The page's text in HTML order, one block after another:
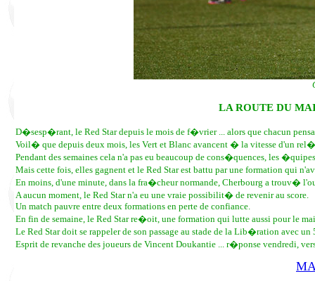
LA ROUTE DU
D�sesp�rant, le Red Star depuis le mois de f�vrier ... alors que chacun
Voil� que depuis deux mois, les Vert et Blanc avancent � la vitesse d'un
Pendant des semaines cela n'a pas eu beaucoup de cons�quences, les
Mais cette fois, elles gagnent et le Red Star est battu par une formation qui
En moins, d'une minute, dans la fra�cheur normande, Cherbourg a trouv�
A aucun moment, le Red Star n'a eu une vraie possibilit� de revenir au score.
Un match pauvre entre deux formations en perte de confiance.
En fin de semaine, le Red Star re�oit, une formation qui lutte aussi pour le
Le Red Star doit se rappeler de son passage au stade de la Lib�ration avec
Esprit de revanche des joueurs de Vincent Doukantie ... r�ponse vendredi,